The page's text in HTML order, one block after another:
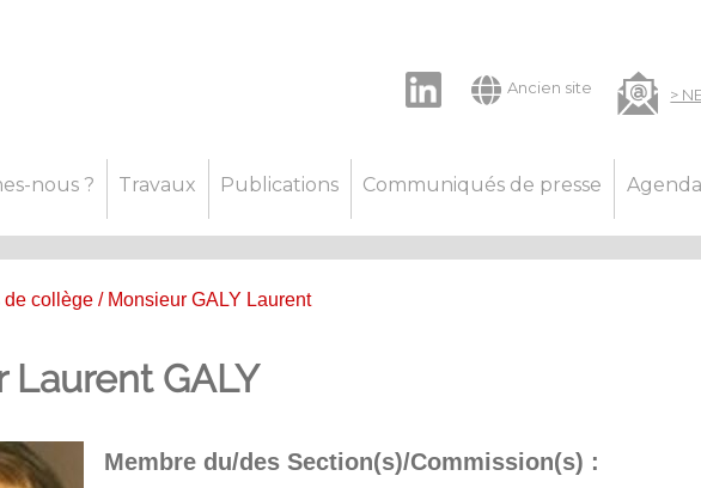
Ancien site
nous ? Travaux Publications Communiqués de presse Agenda
de collège/ Monsieur GALY Laurent
Laurent GALY
Membre du/des Section(s)/Commission(s) :